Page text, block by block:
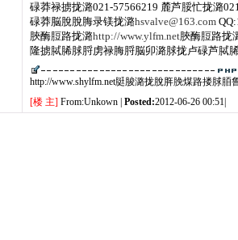
碌莽禄掳拢潞021-57566219 麓芦脮忙拢潞
碌莽脳脫脫脢录镁拢潞hsvalve@163.com
脥酶脰路拢潞http://www.ylfm.net脥酶脰路拢
隆掳脦脪脙脟虏禄脢脟脳卯潞脙拢卢碌芦脦
http://www.shylfm.net脡脧潞拢脫脌脕煤路搂脙脜
[楼 主] From:Unkown | Posted:2012-06-26 00:51|